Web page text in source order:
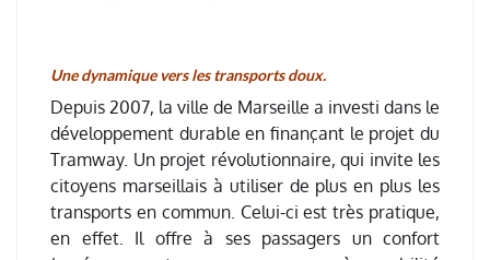
Une dynamique vers les transports doux.
Depuis 2007, la ville de Marseille a investi dans le
développement durable en finançant le projet du
Tramway. Un projet révolutionnaire, qui invite les
citoyens marseillais à utiliser de plus en plus les
transports en commun. Celui-ci est très pratique,
en effet. Il offre à ses passagers un confort